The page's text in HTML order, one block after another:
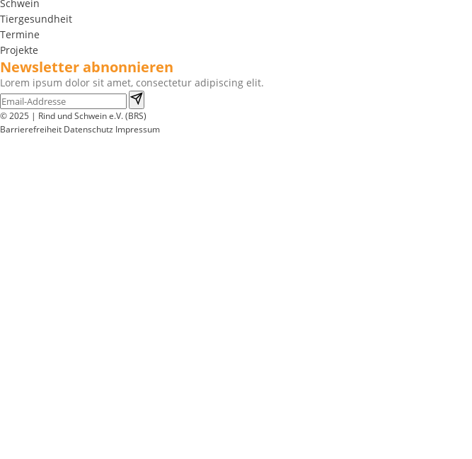
Schwein
Tiergesundheit
Termine
Projekte
Newsletter abnonnieren
Lorem ipsum dolor sit amet, consectetur adipiscing elit.
© 2025 | Rind und Schwein e.V. (BRS)
Barrierefreiheit Datenschutz Impressum